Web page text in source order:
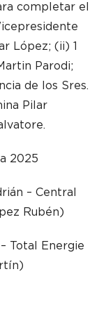
completar el
López; (ii) 1
Parodi;
de los Sres.
Pilar
2025
– Central
Rubén)
Total Energie